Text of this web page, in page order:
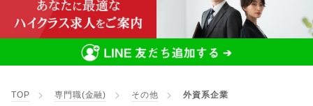
TOP 専門職(金融) その他 外資系企業